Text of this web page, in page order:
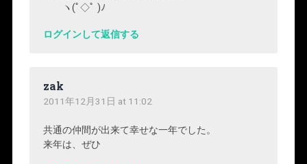
ヽ(ﾟ◇ﾟ )ﾉ
ログインして返信する
zak
2011年12月31日 at 11:02
共通の仲間が出来て幸せな一年でした。
来年は、ぜひ